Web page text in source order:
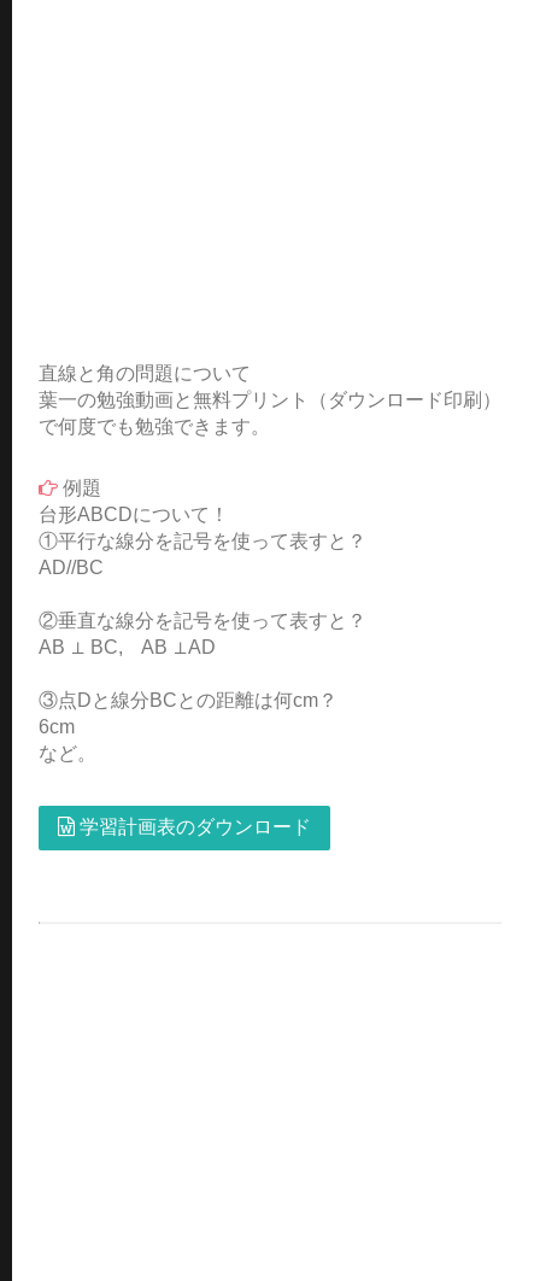
直線と角の問題について
葉一の勉強動画と無料プリント（ダウンロード印刷）
で何度でも勉強できます。
例題
台形ABCDについて！
①平行な線分を記号を使って表すと？
AD//BC
②垂直な線分を記号を使って表すと？
AB ⊥ BC, AB ⊥AD
③点Dと線分BCとの距離は何cm？
6cm
など。
学習計画表のダウンロード